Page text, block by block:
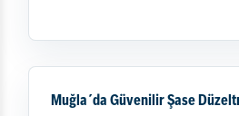
Muğla´da Güvenilir Şase